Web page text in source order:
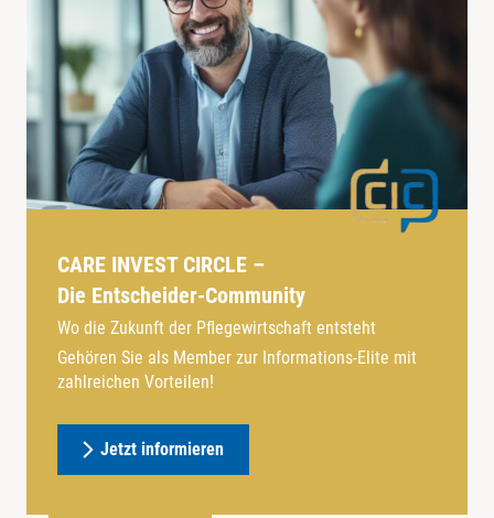
CARE INVEST CIRCLE –
Die Entscheider-Community
Wo die Zukunft der Pflegewirtschaft entsteht
Gehören Sie als Member zur Informations-Elite mit
zahlreichen Vorteilen!
Jetzt informieren